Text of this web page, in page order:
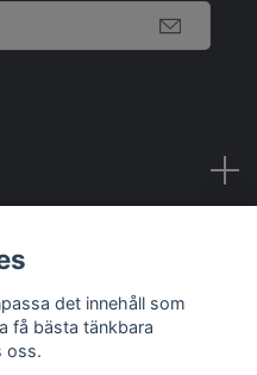
det innehåll som
få bästa tänkbara
oss.